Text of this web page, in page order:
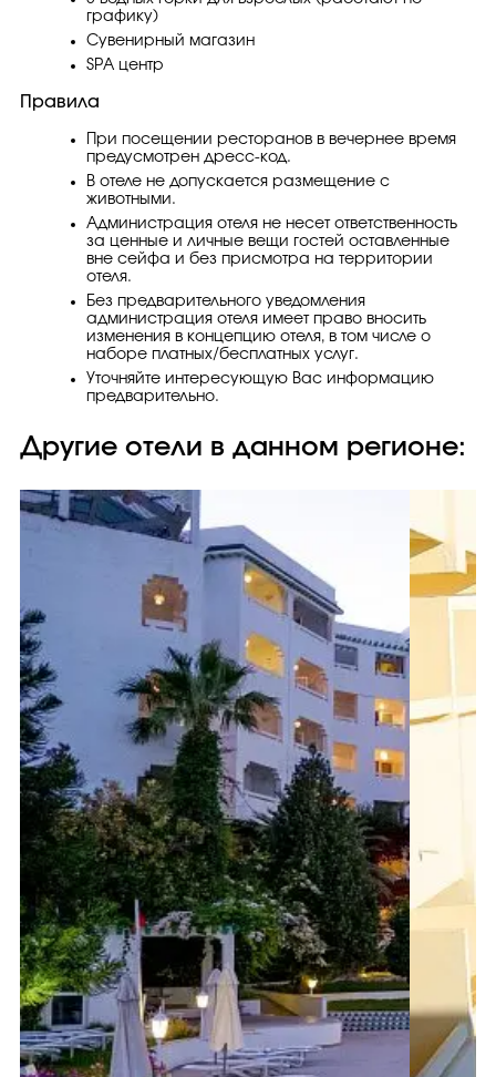
графику)
Сувенирный магазин
SPA центр
Правила
При посещении ресторанов в вечернее время
предусмотрен дресс-код.
В отеле не допускается размещение с
животными.
Администрация отеля не несет ответственность
за ценные и личные вещи гостей оставленные
вне сейфа и без присмотра на территории
отеля.
Без предварительного уведомления
администрация отеля имеет право вносить
изменения в концепцию отеля, в том числе о
наборе платных/бесплатных услуг.
Уточняйте интересующую Вас информацию
предварительно.
Другие отели в данном регионе: